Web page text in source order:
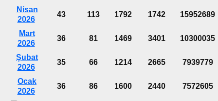
Nisan
2026
43 113 1792 1742 15952689
Mart
2026
36 81 1469 3401 10300035
Şubat
2026
35 66 1214 2665 7939779
Ocak
2026
36 86 1600 2440 7572605